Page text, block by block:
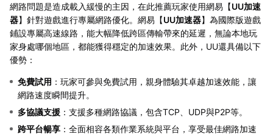
網路問題是造成載入緩慢的主因，在此推薦玩家使用網易【UU加速
器】針對遊戲進行專屬網路優化。網易【UU加速器】為國際版遊戲
鋪設專屬高速線路，能大幅降低跨區傳輸帶來的延遲，無論本地玩
家身處哪個地區，都能獲得穩定的加速效果。此外，UU還具備以下
優勢：
免費試用 ：玩家可參與免費試用，親身體驗其卓越加速效能，讓
網路速度瞬間提升。
多協議支援 ：支援多種網路協議，包含TCP、UDP與P2P等。
跨平台暢享 ：全面相容各類作業系統與平台，享受最佳網路加速